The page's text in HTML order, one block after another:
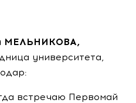
МЕЛЬНИКОВА,
университета,
встречаю Первомай